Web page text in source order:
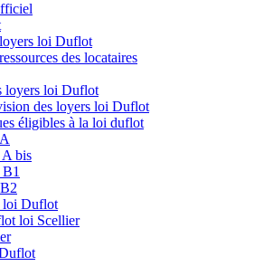
loi Duflot
des locataires
loyers loi Duflot
des loyers loi Duflot
éligibles à la loi duflot
bis
loi Duflot
loi Scellier